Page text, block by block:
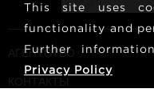
АГЕНТСТВО
КОНТАКТЫ
This site uses
functionality and
Further
Privacy Policy